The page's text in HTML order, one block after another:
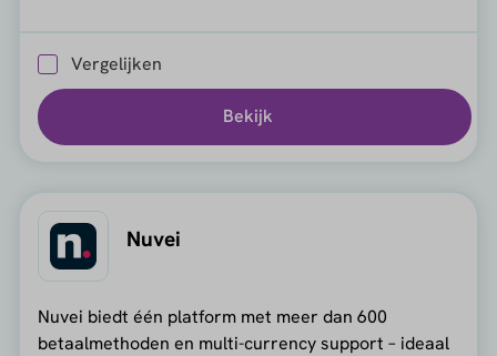
Vergelijken
Bekijk
Nuvei
Nuvei biedt één platform met meer dan 600
betaalmethoden en multi-currency support – ideaal